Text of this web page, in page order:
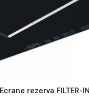
Ecrane rezerva FILTER-IN